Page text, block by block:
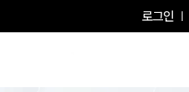
로그인